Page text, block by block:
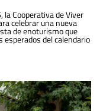
la Cooperativa de Viver
celebrar una nueva
de enoturismo que
del calendario